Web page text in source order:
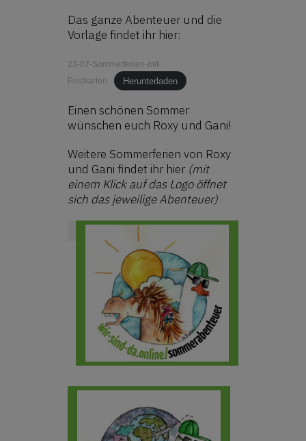
Das ganze Abenteuer und die
Vorlage findet ihr hier:
23-07-Sommerferien-mit-
Postkarten
Herunterladen
Einen schönen Sommer
wünschen euch Roxy und Gani!
Weitere Sommerferien von Roxy
und Gani findet ihr hier (mit
einem Klick auf das Logo öffnet
sich das jeweilige Abenteuer)